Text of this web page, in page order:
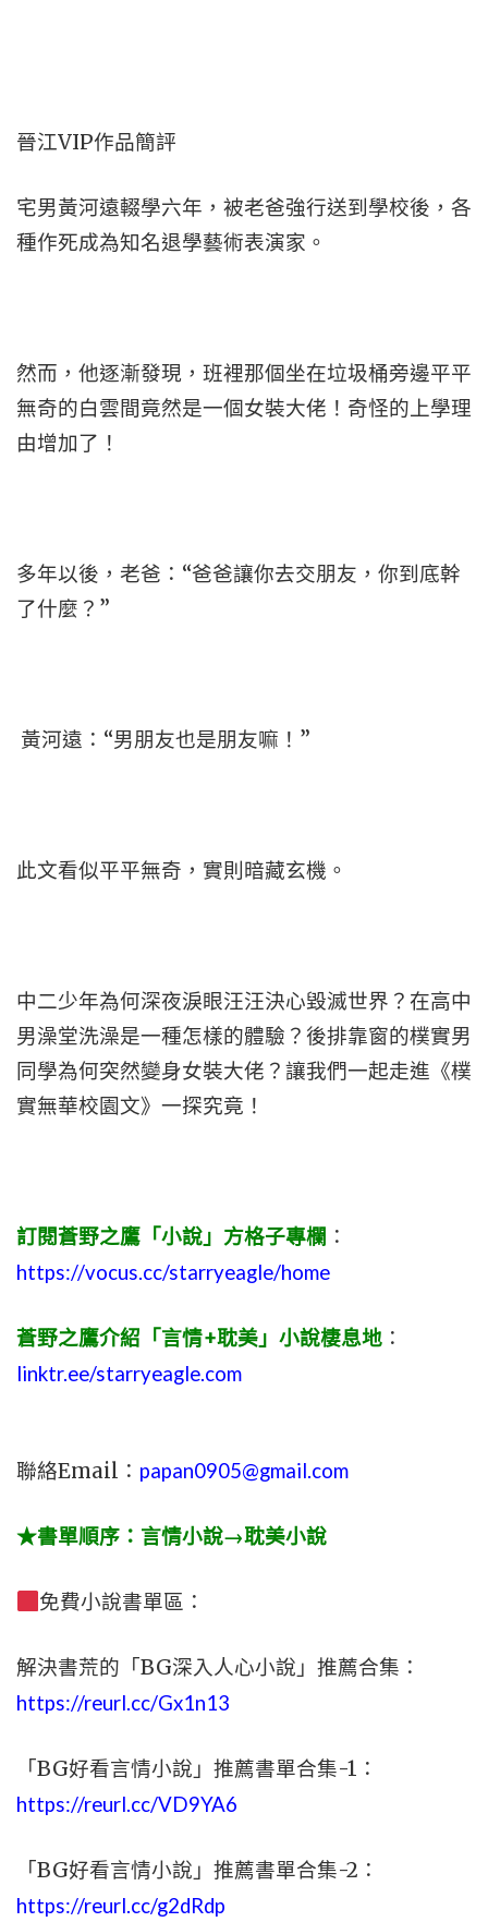
晉江VIP作品簡評
宅男黃河遠輟學六年，被老爸強行送到學校後，各
種作死成為知名退學藝術表演家。
然而，他逐漸發現，班裡那個坐在垃圾桶旁邊平平
無奇的白雲間竟然是一個女裝大佬！奇怪的上學理
由增加了！
多年以後，老爸：“爸爸讓你去交朋友，你到底幹
了什麼？”
黃河遠：“男朋友也是朋友嘛！”
此文看似平平無奇，實則暗藏玄機。
中二少年為何深夜淚眼汪汪決心毀滅世界？在高中
男澡堂洗澡是一種怎樣的體驗？後排靠窗的樸實男
同學為何突然變身女裝大佬？讓我們一起走進《樸
實無華校園文》一探究竟！
訂閱蒼野之鷹「小說」方格子專欄 ：
https://vocus.cc/starryeagle/home
蒼野之鷹介紹「言情+耽美」小說棲息地 ：
linktr.ee/starryeagle.com
聯絡Email： papan0905@gmail.com
★書單順序：言情小說→耽美小說
免費小說書單區：
解決書荒的「BG深入人心小說」推薦合集：
https://reurl.cc/Gx1n13
「BG好看言情小說」推薦書單合集-1：
https://reurl.cc/VD9YA6
「BG好看言情小說」推薦書單合集-2：
https://reurl.cc/g2dRdp